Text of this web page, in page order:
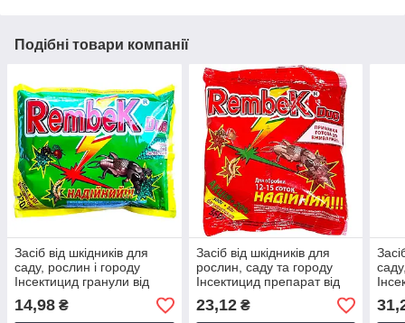
Подібні товари компанії
Засіб від шкідників для
саду, рослин і городу
Інсектицид гранули від
комах Rembek Duo 220г
14,98 ₴
Засіб від шкідників для
рослин, саду та городу
Інсектицид препарат від
комах Rembek Duo 360г
23,12₴